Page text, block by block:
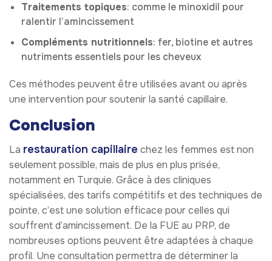
Traitements topiques: comme le minoxidil pour
ralentir l’amincissement
Compléments nutritionnels: fer, biotine et autres
nutriments essentiels pour les cheveux
Ces méthodes peuvent être utilisées avant ou après
une intervention pour soutenir la santé capillaire.
Conclusion
La restauration capillaire chez les femmes est non
seulement possible, mais de plus en plus prisée,
notamment en Turquie. Grâce à des cliniques
spécialisées, des tarifs compétitifs et des techniques de
pointe, c’est une solution efficace pour celles qui
souffrent d’amincissement. De la FUE au PRP, de
nombreuses options peuvent être adaptées à chaque
profil. Une consultation permettra de déterminer la